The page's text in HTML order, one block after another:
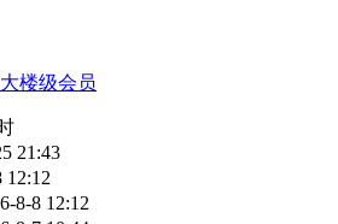
楼级会员
21:43
12:12
8-8 12:12